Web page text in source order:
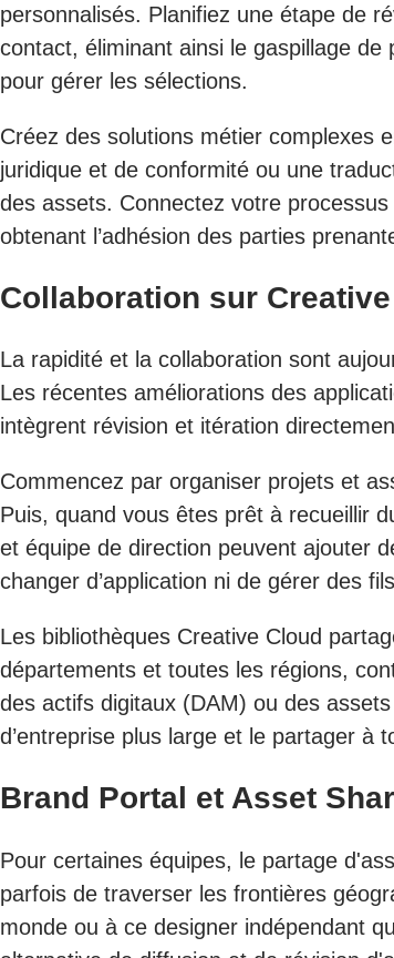
personnalisés. Planifiez une étape de
contact, éliminant ainsi le gaspillage
pour gérer les sélections.
Créez des solutions métier complexes
juridique et de conformité ou une
des assets. Connectez votre
obtenant l’adhésion des parties
Collaboration sur
La rapidité et la collaboration sont
Les récentes améliorations des
intègrent révision et itération
Commencez par organiser projets et
Puis, quand vous êtes prêt à recueillir
et équipe de direction peuvent ajouter
changer d’application ni de gérer des
Les bibliothèques Creative Cloud
départements et toutes les régions,
des actifs digitaux (DAM) ou des
d’entreprise plus large et le partager à
Brand Portal et Asset
Pour certaines équipes, le partage
parfois de traverser les frontières
monde ou à ce designer indépendant